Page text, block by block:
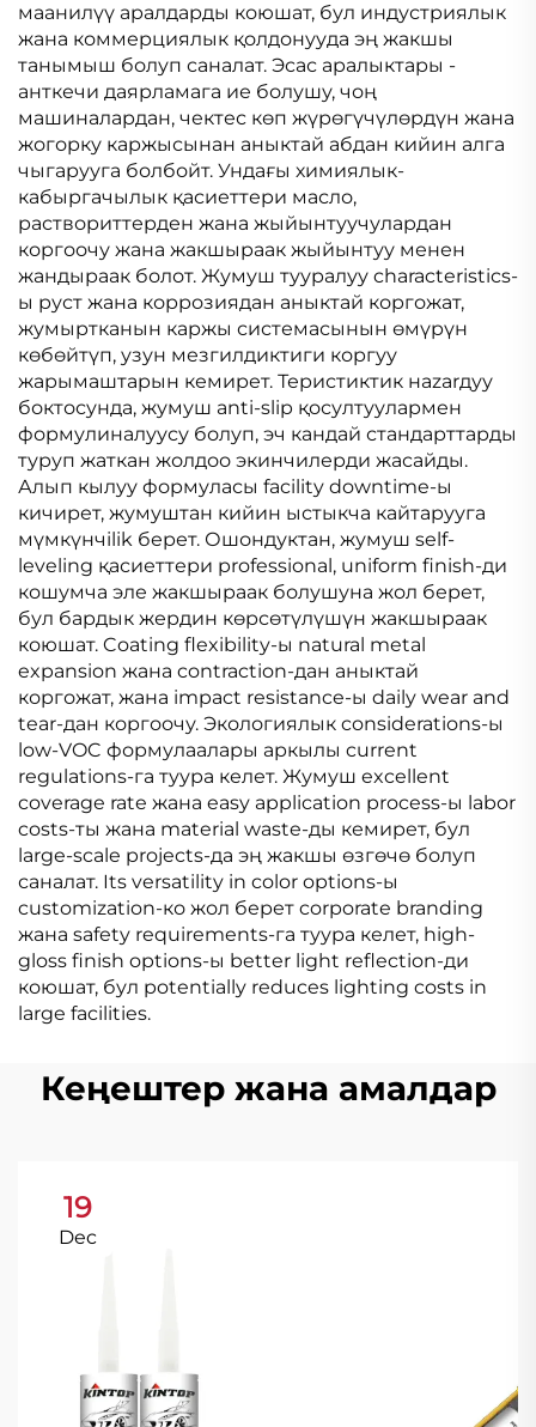
маанилүү аралдарды коюшат, бул индустриялык
жана коммерциялык қолдонууда эң жакшы
танымыш болуп саналат. Эсас аралыктары -
анткечи даярламага ие болушу, чоң
машиналардан, чектес көп жүрөгүчүлөрдүн жана
жогорку каржысынан аныктай абдан кийин алга
чыгарууга болбойт. Ундағы химиялык-
кабыргачылык қасиеттери масло,
раствориттерден жана жыйынтуучулардан
коргоочу жана жакшыраак жыйынтуу менен
жандыраак болот. Жумуш тууралуу characteristics-
ы руст жана коррозиядан аныктай коргожат,
жумыртканын каржы системасынын өмүрүн
көбөйтүп, узун мезгилдиктиги коргуу
жарымаштарын кемирет. Теристиктик нazarдуу
боктосунда, жумуш anti-slip қосултуулармен
формулиналуусу болуп, эч кандай стандарттарды
туруп жаткан жолдоо экинчилерди жасайды.
Алып кылуу формуласы facility downtime-ы
кичирет, жумуштан кийин ыстыкча кайтарууга
мүмкүнчilik берет. Ошондуктан, жумуш self-
leveling қасиеттери professional, uniform finish-ди
кошумча эле жакшыраак болушуна жол берет,
бул бардык жердин көрсөтүлүшүн жакшыраак
коюшат. Coating flexibility-ы natural metal
expansion жана contraction-дан аныктай
коргожат, жана impact resistance-ы daily wear and
tear-дан коргоочу. Экологиялык considerations-ы
low-VOC формулаалары аркылы current
regulations-га туура келет. Жумуш excellent
coverage rate жана easy application process-ы labor
costs-ты жана material waste-ды кемирет, бул
large-scale projects-да эң жакшы өзгөчө болуп
саналат. Its versatility in color options-ы
customization-ко жол берет corporate branding
жана safety requirements-га туура келет, high-
gloss finish options-ы better light reflection-ди
коюшат, бул potentially reduces lighting costs in
large facilities.
Кеңештер жана амалдар
19
Dec